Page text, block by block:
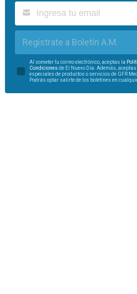
Regístrate a Boletín A.M.
Al someter tu correo electrónico, aceptas la
Condiciones de El Nuevo Día. Además,
especiales de productos o servicios de GFR
Podrás optar salirte de los boletines en